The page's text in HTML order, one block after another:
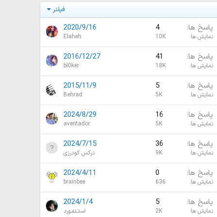
فیلتر
پاسخ ها 4
نمایش ها 10K
2020/9/16
Elaheh.
پاسخ ها 41
نمایش ها 18K
2016/12/27
bl0ker
پاسخ ها 5
نمایش ها 5K
2015/11/9
Behrad
پاسخ ها 16
نمایش ها 5K
2024/8/29
aventador
پاسخ ها 36
نمایش ها 9K
2024/7/15
نرگس گودرزی
پاسخ ها 0
نمایش ها 636
2024/4/11
brainbee
پاسخ ها 5
نمایش ها 2K
2024/1/4
استـنفـورد